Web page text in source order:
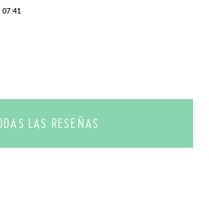
LAS RESEÑAS